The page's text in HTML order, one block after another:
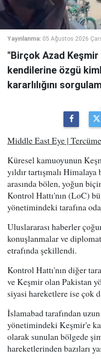
Yayınlanma: 05 Ağustos 2026
"Birçok Azad Keşmir
kendilerine özgü
kararlılığını
Middle East Eye |
Küresel kamuoyunun
yıldır tartışmalı
arasında bölen, yoğun
Kontrol Hattı'nın (LoC)
yönetimindeki tarafına
Uluslararası haberler
konuşlanmalar ve
etrafında şekillendi.
Kontrol Hattı'nın diğer
ve Keşmir olan Pakistan
siyasi hareketlere ise çok
İslamabad tarafından
yönetimindeki Keşmir'e
olarak sunulan bölgede
hareketlerinden bazıları